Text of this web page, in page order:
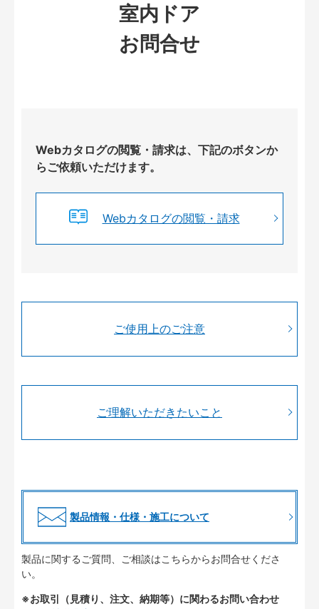
室内ドア
お問合せ
Webカタログの閲覧・請求は、下記のボタンか
らご依頼いただけます。
Webカタログの閲覧・請求
ご使用上のご注意
ご理解いただきたいこと
製品情報・仕様・施工について
製品に関するご質問、ご相談はこちらからお問合せくださ
い。
※お取引（見積り、注文、納期等）に関わるお問い合わせ